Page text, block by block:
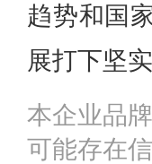
趋势和国
展打下坚
本企业品
可能存在